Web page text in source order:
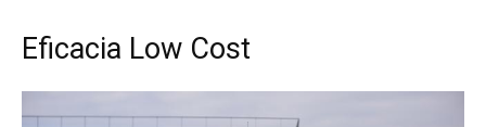
Eficacia Low Cost